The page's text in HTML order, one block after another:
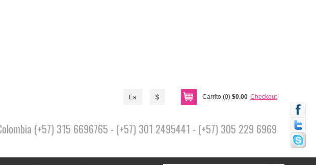
Carrito (0) $0.00 Checkout
$
Es
(+57) 315 6696765 - (+57) 301 2495441 - (+57) 305 229 6969